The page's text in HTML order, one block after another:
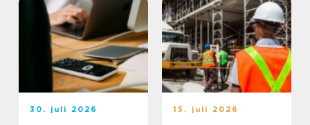
30. juli 2026 15. juli 2026